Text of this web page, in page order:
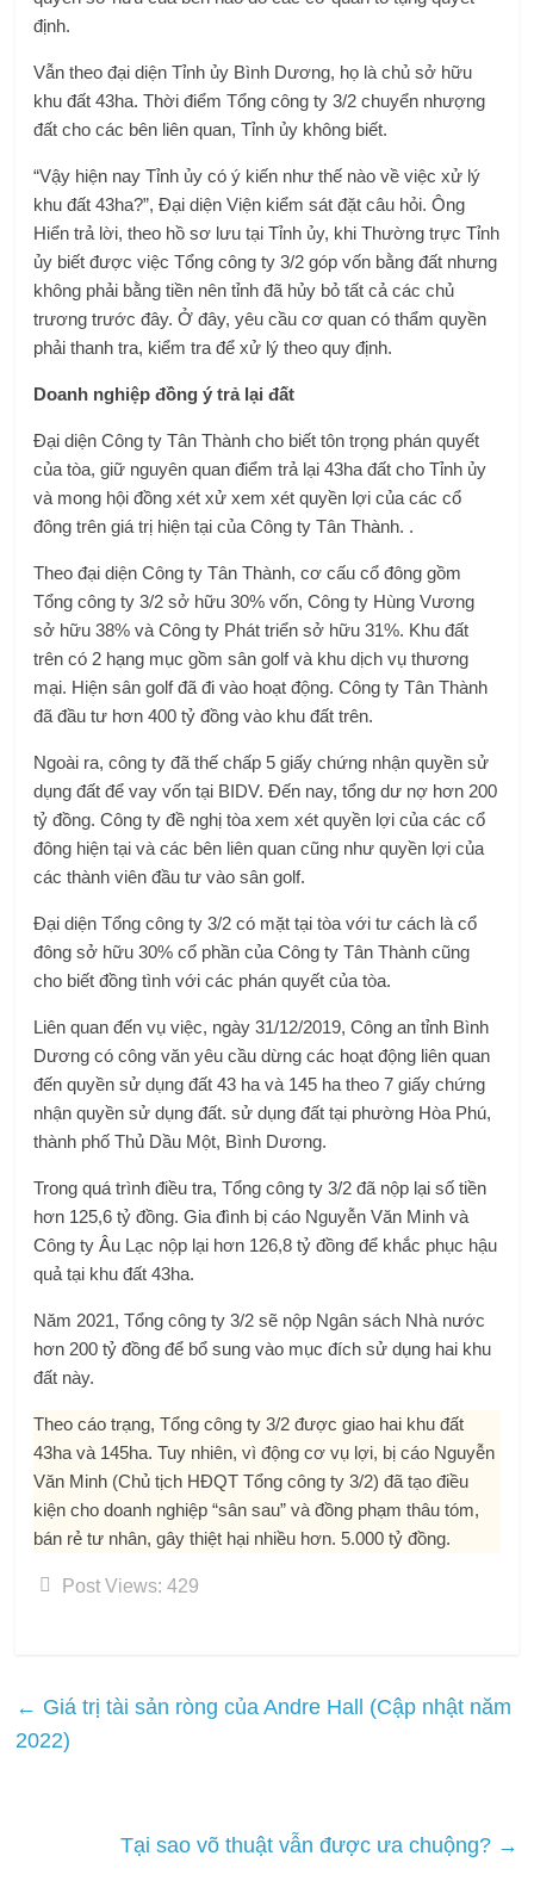
định.
Vẫn theo đại diện Tỉnh ủy Bình Dương, họ là chủ sở hữu
khu đất 43ha. Thời điểm Tổng công ty 3/2 chuyển nhượng
đất cho các bên liên quan, Tỉnh ủy không biết.
“Vậy hiện nay Tỉnh ủy có ý kiến ​​như thế nào về việc xử lý
khu đất 43ha?”, Đại diện Viện kiểm sát đặt câu hỏi. Ông
Hiển trả lời, theo hồ sơ lưu tại Tỉnh ủy, khi Thường trực Tỉnh
ủy biết được việc Tổng công ty 3/2 góp vốn bằng đất nhưng
không phải bằng tiền nên tỉnh đã hủy bỏ tất cả các chủ
trương trước đây. Ở đây, yêu cầu cơ quan có thẩm quyền
phải thanh tra, kiểm tra để xử lý theo quy định.
Doanh nghiệp đồng ý trả lại đất
Đại diện Công ty Tân Thành cho biết tôn trọng phán quyết
của tòa, giữ nguyên quan điểm trả lại 43ha đất cho Tỉnh ủy
và mong hội đồng xét xử xem xét quyền lợi của các cổ
đông trên giá trị hiện tại của Công ty Tân Thành. .
Theo đại diện Công ty Tân Thành, cơ cấu cổ đông gồm
Tổng công ty 3/2 sở hữu 30% vốn, Công ty Hùng Vương
sở hữu 38% và Công ty Phát triển sở hữu 31%. Khu đất
trên có 2 hạng mục gồm sân golf và khu dịch vụ thương
mại. Hiện sân golf đã đi vào hoạt động. Công ty Tân Thành
đã đầu tư hơn 400 tỷ đồng vào khu đất trên.
Ngoài ra, công ty đã thế chấp 5 giấy chứng nhận quyền sử
dụng đất để vay vốn tại BIDV. Đến nay, tổng dư nợ hơn 200
tỷ đồng. Công ty đề nghị tòa xem xét quyền lợi của các cổ
đông hiện tại và các bên liên quan cũng như quyền lợi của
các thành viên đầu tư vào sân golf.
Đại diện Tổng công ty 3/2 có mặt tại tòa với tư cách là cổ
đông sở hữu 30% cổ phần của Công ty Tân Thành cũng
cho biết đồng tình với các phán quyết của tòa.
Liên quan đến vụ việc, ngày 31/12/2019, Công an tỉnh Bình
Dương có công văn yêu cầu dừng các hoạt động liên quan
đến quyền sử dụng đất 43 ha và 145 ha theo 7 giấy chứng
nhận quyền sử dụng đất. sử dụng đất tại phường Hòa Phú,
thành phố Thủ Dầu Một, Bình Dương.
Trong quá trình điều tra, Tổng công ty 3/2 đã nộp lại số tiền
hơn 125,6 tỷ đồng. Gia đình bị cáo Nguyễn Văn Minh và
Công ty Âu Lạc nộp lại hơn 126,8 tỷ đồng để khắc phục hậu
quả tại khu đất 43ha.
Năm 2021, Tổng công ty 3/2 sẽ nộp Ngân sách Nhà nước
hơn 200 tỷ đồng để bổ sung vào mục đích sử dụng hai khu
đất này.
Theo cáo trạng, Tổng công ty 3/2 được giao hai khu đất
43ha và 145ha. Tuy nhiên, vì động cơ vụ lợi, bị cáo Nguyễn
Văn Minh (Chủ tịch HĐQT Tổng công ty 3/2) đã tạo điều
kiện cho doanh nghiệp “sân sau” và đồng phạm thâu tóm,
bán rẻ tư nhân, gây thiệt hại nhiều hơn. 5.000 tỷ đồng.
Post Views: 429
← Giá trị tài sản ròng của Andre Hall (Cập nhật năm
2022)
Tại sao võ thuật vẫn được ưa chuộng? →